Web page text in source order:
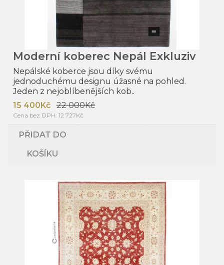
Moderní koberec Nepál Exkluziv
Nepálské koberce jsou díky svému
jednoduchému designu úžasné na pohled.
Jeden z nejoblíbenějších kob..
15 400Kč
22 000Kč
Cena bez DPH: 12 727Kč
PŘIDAT DO
KOŠÍKU